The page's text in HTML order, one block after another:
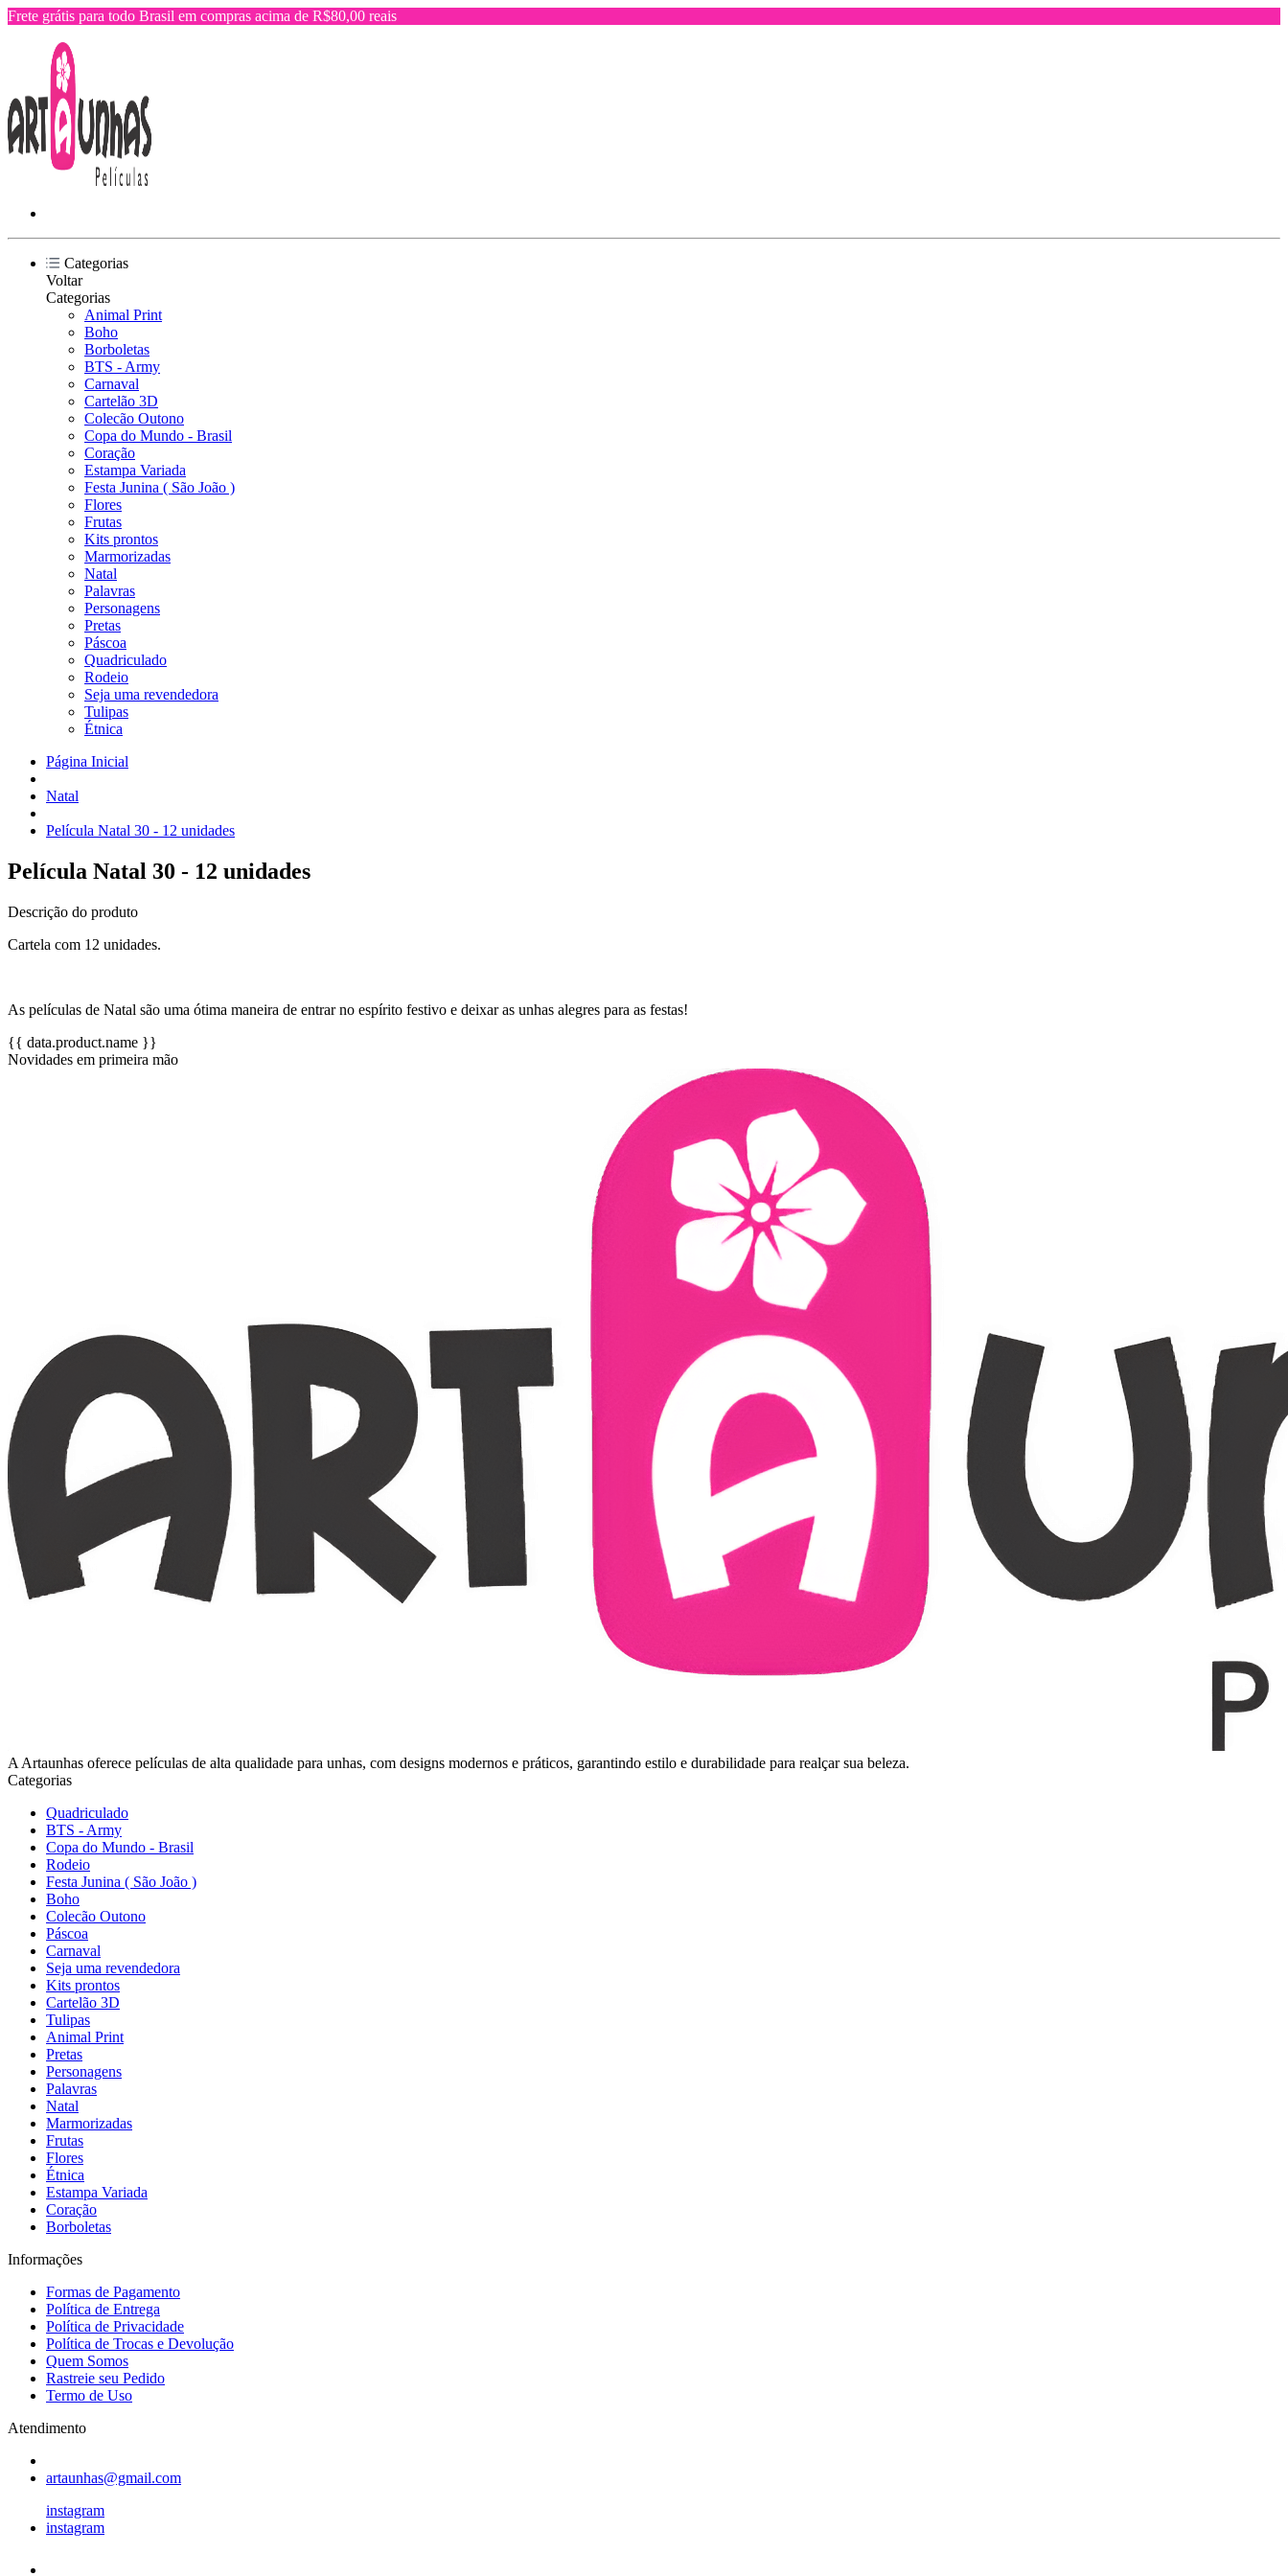
Frete grátis para todo Brasil em compras acima de R$80,00 reais
Categorias
Voltar
Categorias
Animal Print
Boho
Borboletas
BTS - Army
Carnaval
Cartelão 3D
Colecão Outono
Copa do Mundo - Brasil
Coração
Estampa Variada
Festa Junina ( São João )
Flores
Frutas
Kits prontos
Marmorizadas
Natal
Palavras
Personagens
Pretas
Páscoa
Quadriculado
Rodeio
Seja uma revendedora
Tulipas
Étnica
Página Inicial
Natal
Película Natal 30 - 12 unidades
Película Natal 30 - 12 unidades
Descrição do produto
Cartela com 12 unidades.
As películas de Natal são uma ótima maneira de entrar no espírito festivo e deixar as unhas alegres para as festas!
{{ data.product.name }}
Novidades em primeira mão
A Artaunhas oferece películas de alta qualidade para unhas, com designs modernos e práticos, garantindo estilo e durabilidade para realçar sua beleza.
Categorias
Quadriculado
BTS - Army
Copa do Mundo - Brasil
Rodeio
Festa Junina ( São João )
Boho
Colecão Outono
Páscoa
Carnaval
Seja uma revendedora
Kits prontos
Cartelão 3D
Tulipas
Animal Print
Pretas
Personagens
Palavras
Natal
Marmorizadas
Frutas
Flores
Étnica
Estampa Variada
Coração
Borboletas
Informações
Formas de Pagamento
Política de Entrega
Política de Privacidade
Política de Trocas e Devolução
Quem Somos
Rastreie seu Pedido
Termo de Uso
Atendimento
artaunhas@gmail.com
instagram
instagram